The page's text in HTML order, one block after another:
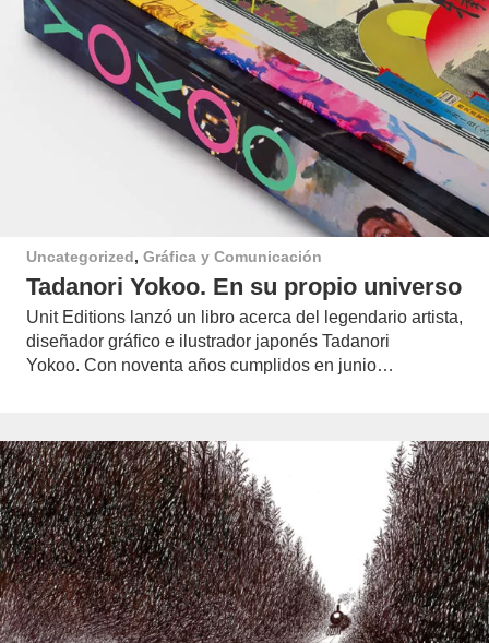
Uncategorized, Gráfica y Comunicación
Tadanori Yokoo. En su propio universo
Unit Editions lanzó un libro acerca del legendario artista,
diseñador gráfico e ilustrador japonés Tadanori
Yokoo. Con noventa años cumplidos en junio…